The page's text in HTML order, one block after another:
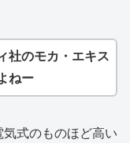
社のモカ・エキス
ねー
式のものほど高い